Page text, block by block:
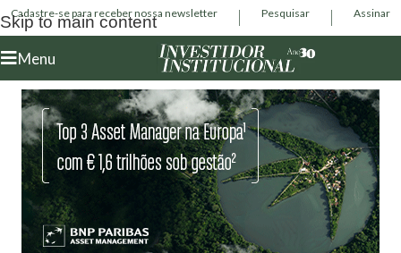
Skip to main content
Cadastre-se para receber nossa newsletter Pesquisar Assinar
Menu